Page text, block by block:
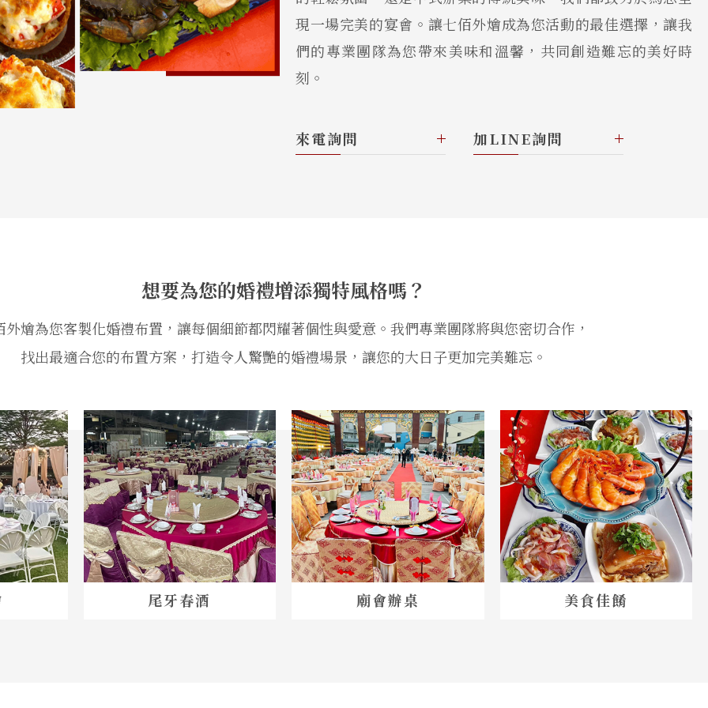
現一場完美的宴會。讓七佰外燴成為您活動的最佳選擇，讓我
們的專業團隊為您帶來美味和溫馨，共同創造難忘的美好時
刻。
來電詢問 加LINE詢問
想要為您的婚禮增添獨特風格嗎？
外燴為您客製化婚禮布置，讓每個細節都閃耀著個性與愛意。我們專業團隊將與您密切合作，
找出最適合您的布置方案，打造令人驚艷的婚禮場景，讓您的大日子更加完美難忘。
尾牙春酒 廟會辦桌 美食佳餚